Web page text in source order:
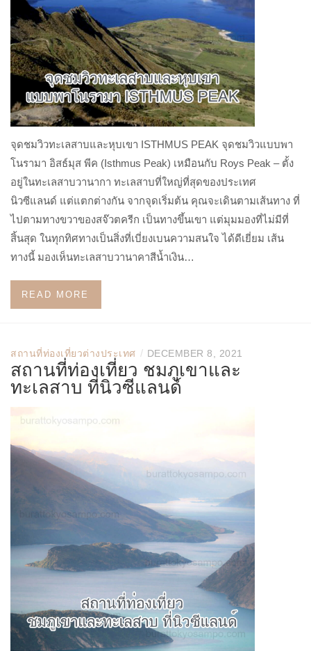
จุดชมวิวทะเลสาบและหุบเขา ISTHMUS PEAK จุดชมวิวแบบพา
โนรามา อิสธ์มุส พีค (Isthmus Peak) เหมือนกับ Roys Peak – ตั้ง
อยู่ในทะเลสาบวานากา ทะเลสาบที่ใหญ่ที่สุดของประเทศ
นิวซีแลนด์ แต่แตกต่างกัน จากจุดเริ่มต้น คุณจะเดินตามเส้นทาง ที่
ไปตามทางขวาของสจ๊วตครีก เป็นทางขึ้นเขา แต่มุมมองที่ไม่มีที่
สิ้นสุด ในทุกทิศทางเป็นสิ่งที่เบี่ยงเบนความสนใจ ได้ดีเยี่ยม เส้น
ทางนี้ มองเห็นทะเลสาบวานาคาสีน้ำเงิน…
READ MORE
สถานที่ท่องเที่ยวต่างประเทศ / DECEMBER 8, 2021
สถานที่ท่องเที่ยว ชมภูเขาและ
ทะเลสาบ ที่นิวซีแลนด์